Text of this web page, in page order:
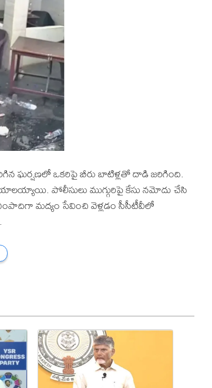
ఘర్షణలో ఒకరిపై బీరు బాటిళ్లతో దాడి జరిగింది.
పోలీసులు ముగ్గురిపై కేసు నమోదు చేసి
నింపాదిగా మద్యం సేవించి వెళ్లడం సీసీటీవీలో